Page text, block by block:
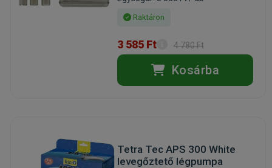
Raktáron
3 585 Ft 4 780 Ft
Kosárba
Tetra Tec APS 300 White
levegőztető légpumpa